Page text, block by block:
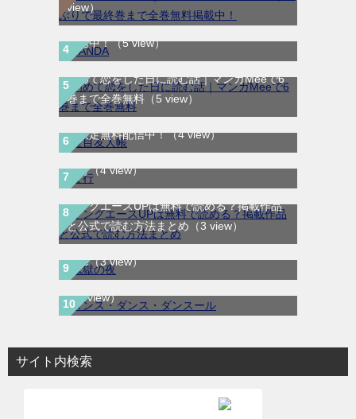
view）
SANDA｜最新刊第3巻！マンガBANGで無料
配信中！（5 view）
初めて恋をした日に読む話｜マンガMeeで6
巻まで全巻無料 （5 view）
夏目友人帳｜最新刊30巻！マンガParkで期
間限定無料配信中！（4 view）
ま行（4 view）
ヤングエースUPは無料で読める？掲載作品
と公式で読む方法まとめ （3 view）
鬼獄の夜｜全14巻完結！最終話まで全話無
料で読める公式マンガアプリ＿マンガ
Mee（3 view）
ダンス・ダンス・ダンスール｜最新刊第25
巻！全話無料で読める公式マンガアプリ！
（3 view）
サイト内検索